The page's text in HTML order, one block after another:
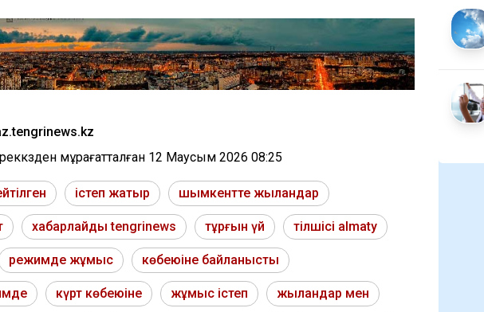
мұрағатталған 12 Маусым 2026 08:25
істеп жатыр шымкентте жыландар
хабарлайды tengrinews тұрғын үй тілшісі almaty
режимде жұмыс көбеюіне байланысты
күрт көбеюіне жұмыс істеп жыландар мен